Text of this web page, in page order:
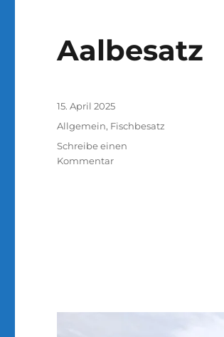
Aalbesatz
Veröffentlicht
am
15. April 2025
Kategorien
Allgemein, Fischbesatz
Schreibe einen
Kommentarzu